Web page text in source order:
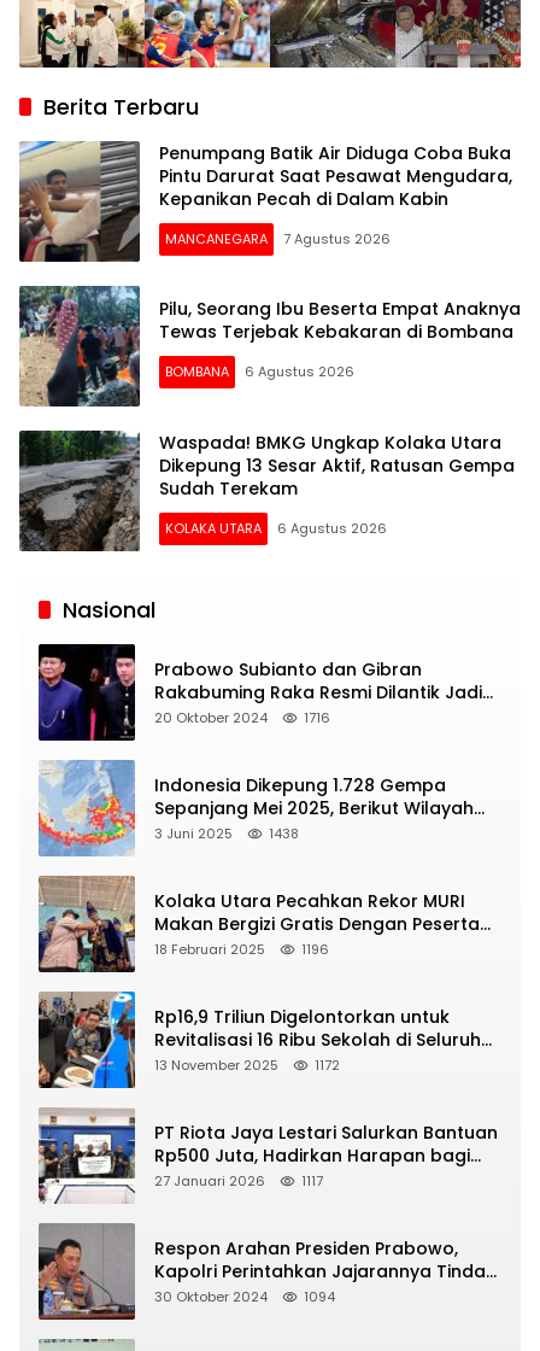
Berita Terbaru
Penumpang Batik Air Diduga Coba Buka
Pintu Darurat Saat Pesawat Mengudara,
Kepanikan Pecah di Dalam Kabin
MANCANEGARA 7 Agustus 2026
Pilu, Seorang Ibu Beserta Empat Anaknya
Tewas Terjebak Kebakaran di Bombana
BOMBANA 6 Agustus 2026
Waspada! BMKG Ungkap Kolaka Utara
Dikepung 13 Sesar Aktif, Ratusan Gempa
Sudah Terekam
KOLAKA UTARA 6 Agustus 2026
Siaran
Nasional
Prabowo Subianto dan Gibran
Rakabuming Raka Resmi Dilantik Jadi
Presiden dan Wapres RI
20 Oktober 2024 1716
Indonesia Dikepung 1.728 Gempa
Sepanjang Mei 2025, Berikut Wilayah
Yang Intens Diguncang!
3 Juni 2025 1438
Kolaka Utara Pecahkan Rekor MURI
Makan Bergizi Gratis Dengan Peserta
Terbanyak
18 Februari 2025 1196
Rp16,9 Triliun Digelontorkan untuk
Revitalisasi 16 Ribu Sekolah di Seluruh
Indonesia
13 November 2025 1172
PT Riota Jaya Lestari Salurkan Bantuan
Rp500 Juta, Hadirkan Harapan bagi
Korban Bencana di Sumatera
27 Januari 2026 1117
Respon Arahan Presiden Prabowo,
Kapolri Perintahkan Jajarannya Tindak
Tegas Pelaku Judi Online
30 Oktober 2024 1094